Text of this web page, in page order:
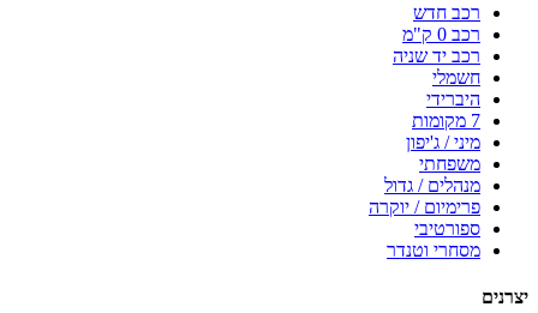
רכב חדש
רכב 0 ק"מ
רכב יד שניה
חשמלי
היברידי
7 מקומות
מיני / ג'יפון
משפחתי
מנהלים / גדול
פרימיום / יוקרה
ספורטיבי
מסחרי וטנדר
יצרנים